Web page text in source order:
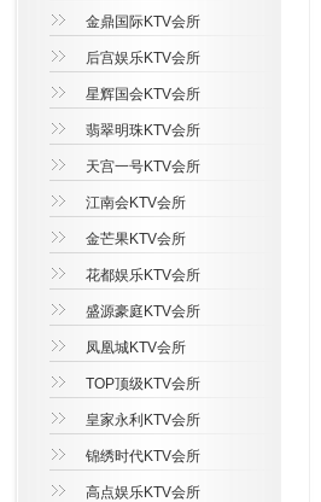
金鼎国际KTV会所
后宫娱乐KTV会所
星辉国会KTV会所
翡翠明珠KTV会所
天宫一号KTV会所
江南会KTV会所
金芒果KTV会所
花都娱乐KTV会所
盛源豪庭KTV会所
凤凰城KTV会所
TOP顶级KTV会所
皇家永利KTV会所
锦绣时代KTV会所
高点娱乐KTV会所